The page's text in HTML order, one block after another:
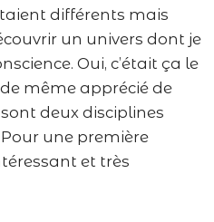
différents mais
un univers dont je
Oui, c’était ça le
même apprécié de
deux disciplines
une première
et très